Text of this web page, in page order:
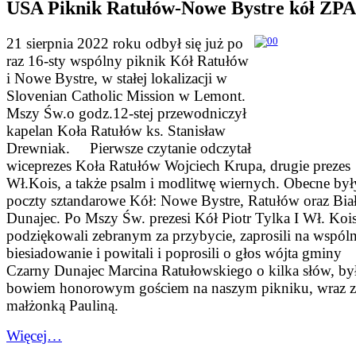
USA Piknik Ratułów-Nowe Bystre kół
21 sierpnia 2022 roku odbył się już po
raz 16-sty wspólny piknik Kół Ratułów
i Nowe Bystre, w stałej lokalizacji w
Slovenian Catholic Mission w Lemont.
Mszy Św.o godz.12-stej przewodniczył
kapelan Koła Ratułów ks. Stanisław
Drewniak. Pierwsze czytanie odczytał
wiceprezes Koła Ratułów Wojciech Krupa, drugie prezes
Wł.Kois, a także psalm i modlitwę wiernych. Obecne
poczty sztandarowe Kół: Nowe Bystre, Ratułów oraz
Dunajec. Po Mszy Św. prezesi Kół Piotr Tylka I Wł.
podziękowali zebranym za przybycie, zaprosili na
biesiadowanie i powitali i poprosili o głos wójta gminy
Czarny Dunajec Marcina Ratułowskiego o kilka słów,
bowiem honorowym gościem na naszym pikniku, wraz z
małżonką Pauliną.
Więcej…